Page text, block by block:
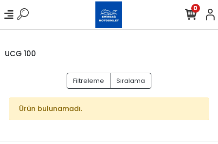
0
UCG 100
Filtreleme Sıralama
Ürün bulunamadı.